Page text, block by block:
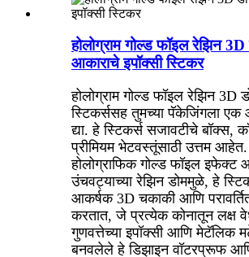
होलोग्राम गोल्ड फॉइल रेझिन 3D
आकाराचे इपॉक्सी स्टिकर
होलोग्राम गोल्ड फॉइल रेझिन 3D
स्टिकर्ससह तुमच्या पॅकेजिंगला एक
द्या. हे स्टिकर्स सजावटीचे बॉक्स,
प्रीमियम भेटवस्तूंसाठी उत्तम
होलोग्राफिक गोल्ड फॉइल इफेक्ट
उंचवट्याच्या रेझिन डोममुळे, हे
आकर्षक 3D चकाकी आणि
करतात, जे प्रत्येक कोनातून लक्ष
गुणवत्तेच्या इपॉक्सी आणि मेटॅलिक
बनवलेले हे डिझाइन वॉटरप्रूफ